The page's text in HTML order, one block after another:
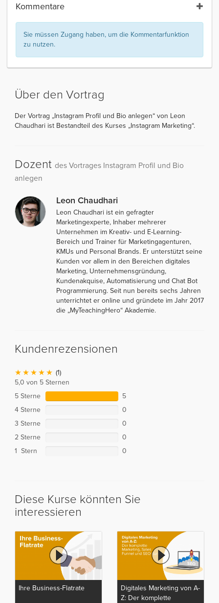
Kommentare
Sie müssen Zugang haben, um die Kommentarfunktion
zu nutzen.
Über den Vortrag
Der Vortrag „Instagram Profil und Bio anlegen“ von Leon
Chaudhari ist Bestandteil des Kurses „Instagram Marketing“.
Dozent des Vortrages Instagram Profil und Bio
anlegen
Leon Chaudhari
Leon Chaudhari ist ein gefragter
Marketingexperte, Inhaber mehrerer
Unternehmen im Kreativ- und E-Learning-
Bereich und Trainer für Marketingagenturen,
KMUs und Personal Brands. Er unterstützt seine
Kunden vor allem in den Bereichen digitales
Marketing, Unternehmensgründung,
Kundenakquise, Automatisierung und Chat Bot
Programmierung. Seit nun bereits sechs Jahren
unterrichtet er online und gründete im Jahr 2017
die „MyTeachingHero“ Akademie.
Kundenrezensionen
(1)
5,0 von 5 Sternen
5 Sterne
5
4 Sterne
0
3 Sterne
0
2 Sterne
0
1 Stern
0
Diese Kurse könnten Sie
interessieren
Ihre Business-Flatrate
Digitales Marketing von A-
Z: Der komplette